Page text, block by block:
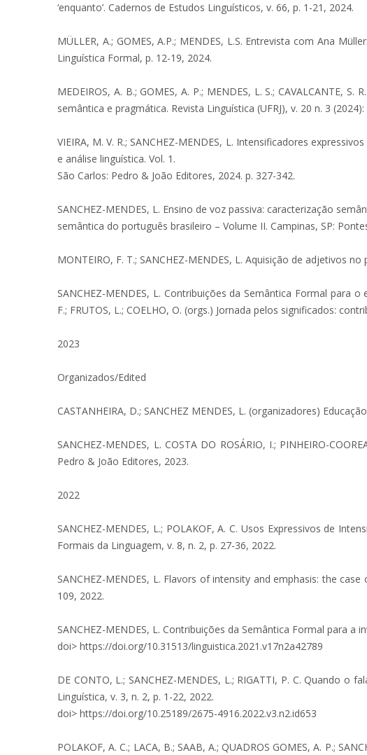
‘enquanto’. Cadernos de Estudos Linguísticos, v. 66, p. 1-21, 2024.
MÜLLER, A.; GOMES, A.P.; MENDES, L.S. Entrevista com Ana
Linguística Formal, p. 12-19, 2024.
MEDEIROS, A. B.; GOMES, A. P.; MENDES, L. S.; CAVALCANTE,
semântica e pragmática. Revista Linguística (UFRJ), v. 20 n. 3
VIEIRA, M. V. R.; SANCHEZ-MENDES, L. Intensificadores
e análise linguística. Vol. 1.
São Carlos: Pedro & João Editores, 2024. p. 327-342.
SANCHEZ-MENDES, L. Ensino de voz passiva: caracterização
semântica do português brasileiro – Volume II. Campinas, SP:
MONTEIRO, F. T.; SANCHEZ-MENDES, L. Aquisição de adjetivos
SANCHEZ-MENDES, L. Contribuições da Semântica Formal para
F.; FRUTOS, L.; COELHO, O. (orgs.) Jornada pelos significados:
2023
Organizados/Edited
CASTANHEIRA, D.; SANCHEZ MENDES, L. (organizadores)
SANCHEZ-MENDES, L. COSTA DO ROSÁRIO, I.; PINHEIRO-
Pedro & João Editores, 2023.
2022
SANCHEZ-MENDES, L.; POLAKOF, A. C. Usos Expressivos de
Formais da Linguagem, v. 8, n. 2, p. 27-36, 2022.
SANCHEZ-MENDES, L. Flavors of intensity and emphasis: the
109, 2022.
SANCHEZ-MENDES, L. Contribuições da Semântica Formal para a
doi> https://doi.org/10.31513/linguistica.2021.v17n2a42789
DE CONTO, L.; SANCHEZ-MENDES, L.; RIGATTI, P. C. Quando
Linguística, v. 3, n. 2, p. 1-22, 2022.
doi> https://doi.org/10.25189/2675-4916.2022.v3.n2.id653
POLAKOF, A. C.; LACA, B.; SAAB, A.; QUADROS GOMES, A. P.;